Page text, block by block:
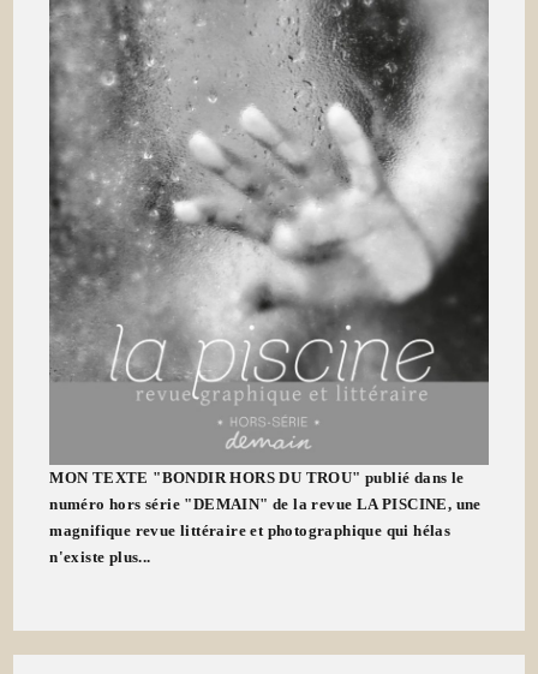
MON TEXTE "BONDIR HORS DU TROU" publié dans le
numéro hors série "DEMAIN" de la revue LA PISCINE, une
magnifique revue littéraire et photographique qui hélas
n'existe plus...